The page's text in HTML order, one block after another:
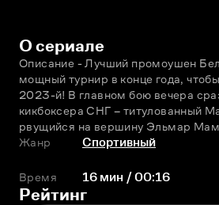
О сериале
Описание - Лучший промоушен
мощный турнир в конце года,
2023-й! В главном бою вечера
кикбоксера СНГ – титулованный
рвущийся на вершину Эльмар
Жанр
Спортивный
Время 16 мин / 00:16
Рейтинг